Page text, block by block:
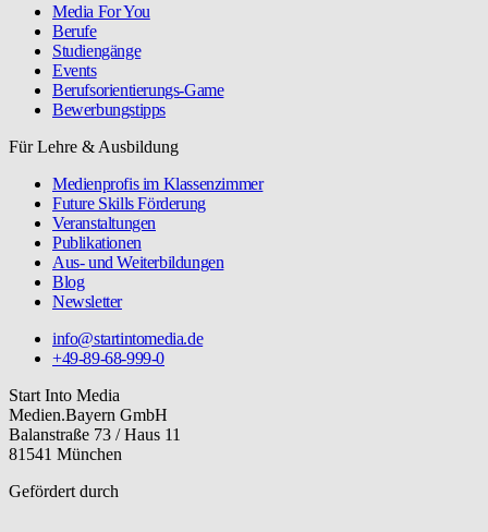
Media For You
Berufe
Studiengänge
Events
Berufsorientierungs-Game
Bewerbungstipps
Für Lehre & Ausbildung
Medienprofis im Klassenzimmer
Future Skills Förderung
Veranstaltungen
Publikationen
Aus- und Weiterbildungen
Blog
Newsletter
info@startintomedia.de
+49-89-68-999-0
Start Into Media
Medien.Bayern GmbH
Balanstraße 73 / Haus 11
81541 München
Gefördert durch